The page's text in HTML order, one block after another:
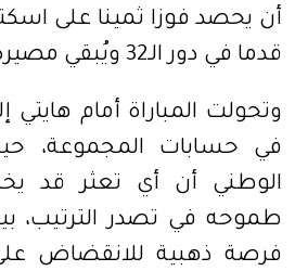
أن يحصد فوزا ثمينا على
قدما في دور الـ32 ويُبقي مصيره بين يديه.
وتحولت المباراة أمام
في حسابات المجموعة،
الوطني أن أي تعثر قد
طموحه في تصدر الترتيب،
فرصة ذهبية للانقضاض